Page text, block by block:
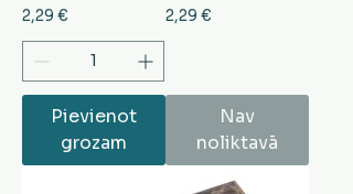
Cena
2,29 €
Pievienot
grozam
Cena
2,29 €
Nav
noliktavā